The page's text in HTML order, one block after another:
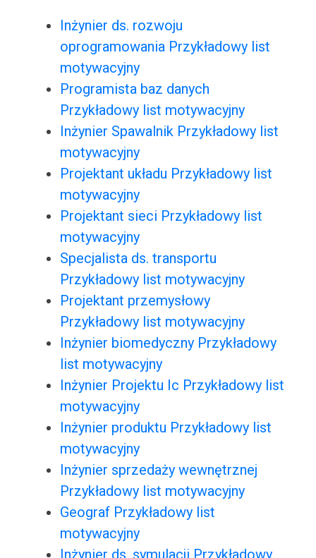
Inżynier ds. rozwoju
oprogramowania Przykładowy list
motywacyjny
Programista baz danych
Przykładowy list motywacyjny
Inżynier Spawalnik Przykładowy list
motywacyjny
Projektant układu Przykładowy list
motywacyjny
Projektant sieci Przykładowy list
motywacyjny
Specjalista ds. transportu
Przykładowy list motywacyjny
Projektant przemysłowy
Przykładowy list motywacyjny
Inżynier biomedyczny Przykładowy
list motywacyjny
Inżynier Projektu Ic Przykładowy list
motywacyjny
Inżynier produktu Przykładowy list
motywacyjny
Inżynier sprzedaży wewnętrznej
Przykładowy list motywacyjny
Geograf Przykładowy list
motywacyjny
Inżynier ds. symulacji Przykładowy